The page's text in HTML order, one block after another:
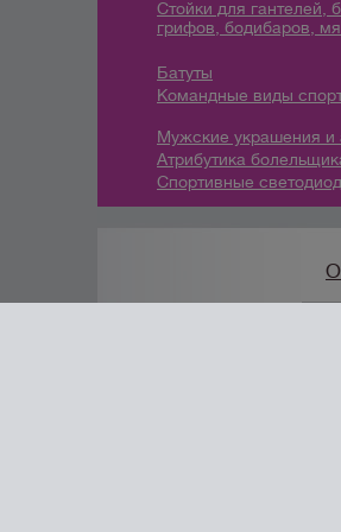
Стойки для гантелей,
грифов, бодибаров,
Батуты
Командные виды
Мужские украшения и
Атрибутика
Спортивные
О